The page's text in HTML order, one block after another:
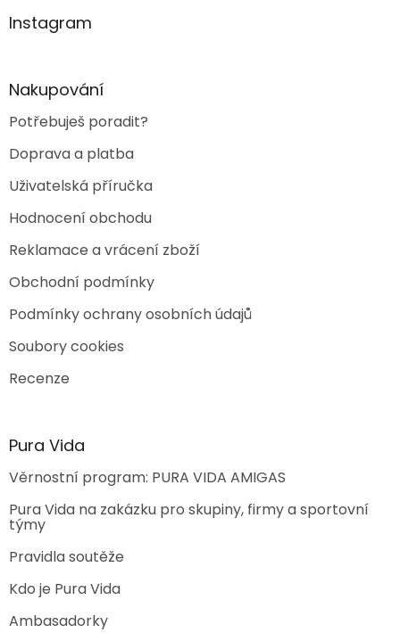
aInstagram
Nakupování
Potřebuješ poradit?
Doprava a platba
Uživatelská příručka
Hodnocení obchodu
Reklamace a vrácení zboží
Obchodní podmínky
Podmínky ochrany osobních údajů
Soubory cookies
Recenze
Pura Vida
Věrnostní program: PURA VIDA AMIGAS
Pura Vida na zakázku pro skupiny, firmy a sportovní
týmy
Pravidla soutěže
Kdo je Pura Vida
Ambasadorky